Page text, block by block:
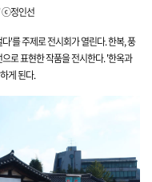
ⓒ정인선
'를 주제로 전시회가 열린다. 한복, 풍
로 표현한 작품을 전시한다. '한옥과
게 된다.